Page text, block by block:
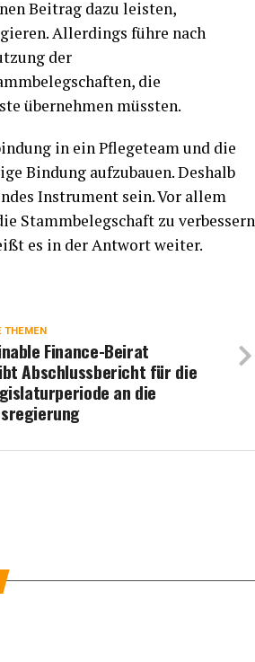
Beitrag dazu leisten,
Allerdings führe nach
der
die
übernehmen müssten.
in ein Pflegeteam und die
Bindung aufzubauen. Deshalb
Instrument sein. Vor allem
Stammbelegschaft zu verbessern
es in der Antwort weiter.
THEMEN
Finance-Beirat
Abschlussbericht für die
an die